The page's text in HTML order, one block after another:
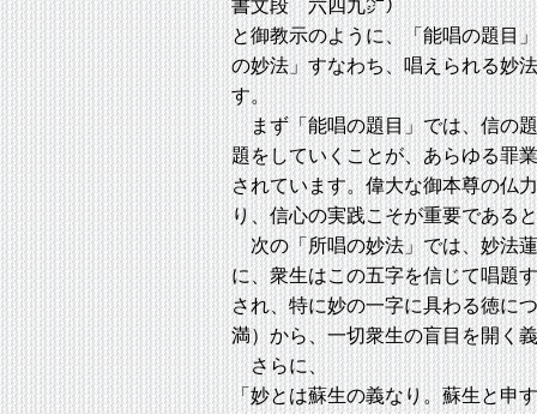
書文段 六四九㌻）
と御教示のように、「能唱の題目
の妙法」すなわち、唱えられる妙
す。
まず「能唱の題目」では、信の
題をしていくことが、あらゆる罪
されています。偉大な御本尊の仏
り、信心の実践こそが重要である
次の「所唱の妙法」では、妙法
に、衆生はこの五字を信じて唱題
され、特に妙の一字に具わる徳に
満）から、一切衆生の盲目を開く
さらに、
「妙とは蘇生の義なり。蘇生と申